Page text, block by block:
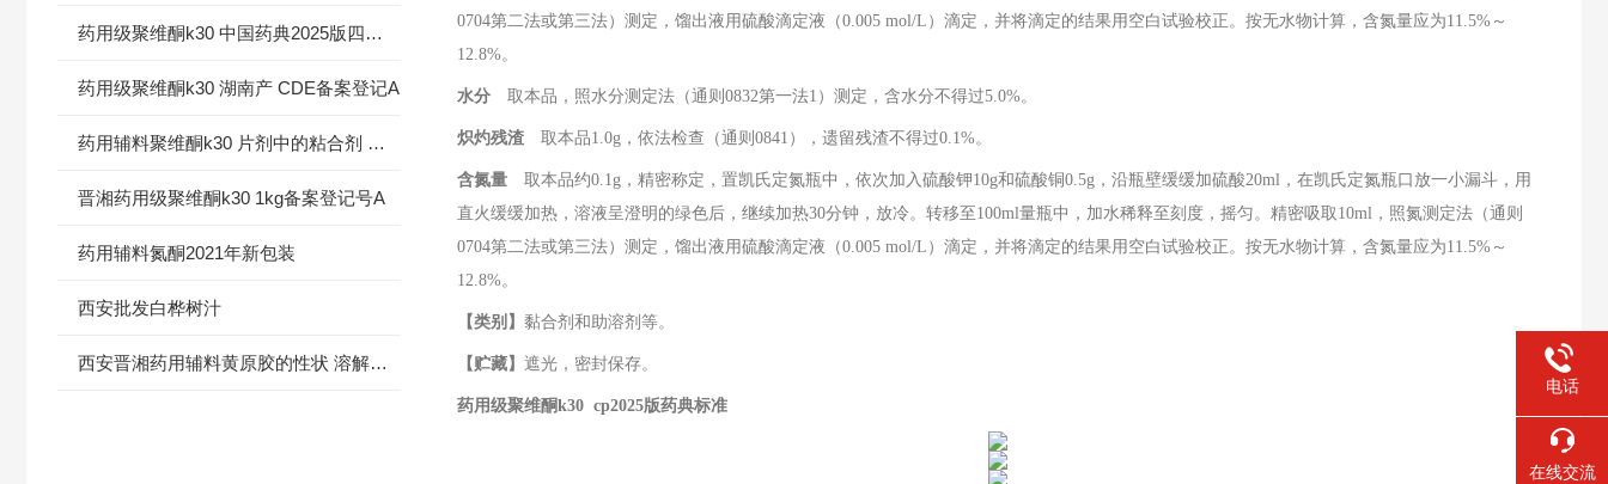
药用级聚维酮k30 中国药典2025版四部标准 有登记号
药用级聚维酮k30 湖南产 CDE备案登记A
药用辅料聚维酮k30 片剂中的粘合剂 填充剂
晋湘药用级聚维酮k30 1kg备案登记号A
药用辅料氮酮2021年新包装
西安批发白桦树汁
西安晋湘药用辅料黄原胶的性状 溶解性 检测方法
0704第二法或第三法）测定，馏出液用硫酸滴定液（0.005 mol/L ）滴定，并将滴定的结果用空白试验校正。按无水物计算，含氮量应为11.5% ～
12.8%。
水分 取本品，照水分测定法（通则0832第一法1 ）测定，含水分不得过5.0%。
炽灼残渣 取本品1.0g ，依法检查（通则0841 ），遗留残渣不得过0.1%。
含氮量 取本品约0.1g ，精密称定，置凯氏定氮瓶中，依次加入硫酸钾10g和硫酸铜0.5g ，沿瓶壁缓缓加硫酸20ml ，在凯氏定氮瓶口放一小漏斗，用
直火缓缓加热，溶液呈澄明的绿色后，继续加热30分钟，放冷。转移至 100ml量瓶中，加水稀释至刻度，摇匀。精密吸取 10ml ，照氮测定法（通则
0704第二法或第三法）测定，馏出液用硫酸滴定液（0.005 mol/L ）滴定，并将滴定的结果用空白试验校正。按无水物计算，含氮量应为11.5% ～
12.8%。
【类别】黏合剂和助溶剂等。
【贮藏】遮光，密封保存。
药用级聚维酮k30 cp2025版药典标准
电话
在线交流